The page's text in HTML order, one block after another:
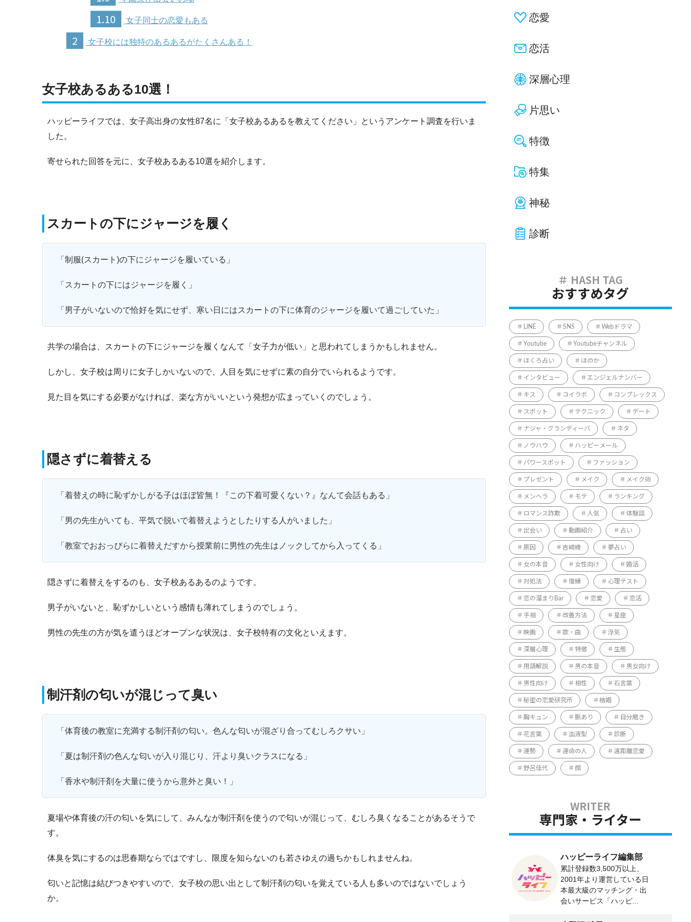
1.10 女子同士の恋愛もある
2 女子校には独特のあるあるがたくさんある！
女子校あるある10選！
ハッピーライフでは、女子高出身の女性87名に「女子校あるあるを教えてください」というアンケート調査を行いま
した。
寄せられた回答を元に、女子校あるある10選を紹介します。
スカートの下にジャージを履く
「制服(スカート)の下にジャージを履いている」
「スカートの下にはジャージを履く」
「男子がいないので恰好を気にせず、寒い日にはスカートの下に体育のジャージを履いて過ごしていた」
共学の場合は、スカートの下にジャージを履くなんて「女子力が低い」と思われてしまうかもしれません。
しかし、女子校は周りに女子しかいないので、人目を気にせずに素の自分でいられるようです。
見た目を気にする必要がなければ、楽な方がいいという発想が広まっていくのでしょう。
隠さずに着替える
「着替えの時に恥ずかしがる子はほぼ皆無！『この下着可愛くない？』なんて会話もある」
「男の先生がいても、平気で脱いで着替えようとしたりする人がいました」
「教室でおおっぴらに着替えだすから授業前に男性の先生はノックしてから入ってくる」
隠さずに着替えをするのも、女子校あるあるのようです。
男子がいないと、恥ずかしいという感情も薄れてしまうのでしょう。
男性の先生の方が気を遣うほどオープンな状況は、女子校特有の文化といえます。
制汗剤の匂いが混じって臭い
「体育後の教室に充満する制汗剤の匂い。色んな匂いが混ざり合ってむしろクサい」
「夏は制汗剤の色んな匂いが入り混じり、汗より臭いクラスになる」
「香水や制汗剤を大量に使うから意外と臭い！」
夏場や体育後の汗の匂いを気にして、みんなが制汗剤を使うので匂いが混じって、むしろ臭くなることがあるそうで
す。
体臭を気にするのは思春期ならではですし、限度を知らないのも若さゆえの過ちかもしれませんね。
匂いと記憶は結びつきやすいので、女子校の思い出として制汗剤の匂いを覚えている人も多いのではないでしょう
か。
恋愛
恋活
深層心理
片思い
特徴
特集
神秘
診断
おすすめタグ
LINE SNS Webドラマ
Youtube Youtubeチャンネル
ほくろ占い ほのか
インタビュー エンジェルナンバー
キス コイラボ コンプレックス
スポット テクニック デート
ナジャ・グランディーバ ネタ
ノウハウ ハッピーメール
パワースポット ファッション
プレゼント メイク メイク術
メンヘラ モテ ランキング
ロマンス詐欺 人気 体験談
出会い 動画紹介 占い
原因 吉崎綾 夢占い
女の本音 女性向け 婚活
対処法 復縁 心理テスト
恋の溜まりBar 恋愛 恋活
手相 改善方法 星座
映画 歌・曲 浮気
深層心理 特徴 生態
用語解説 男の本音 男女向け
男性向け 相性 石言葉
秘密の恋愛研究所 結婚
胸キュン 脈あり 自分磨き
花言葉 血液型 診断
運勢 運命の人 遠距離恋愛
野呂佳代 顔
専門家・ライター
ハッピーライフ編集部
累計登録数3,500万以上、
2001年より運営している日
本最大級のマッチング・出
会いサービス「ハッピ...